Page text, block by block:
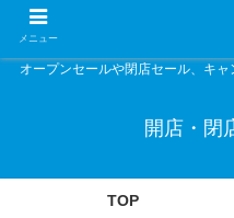
オープンセールや閉店セール、キ
開店・閉
TOP
メニュー